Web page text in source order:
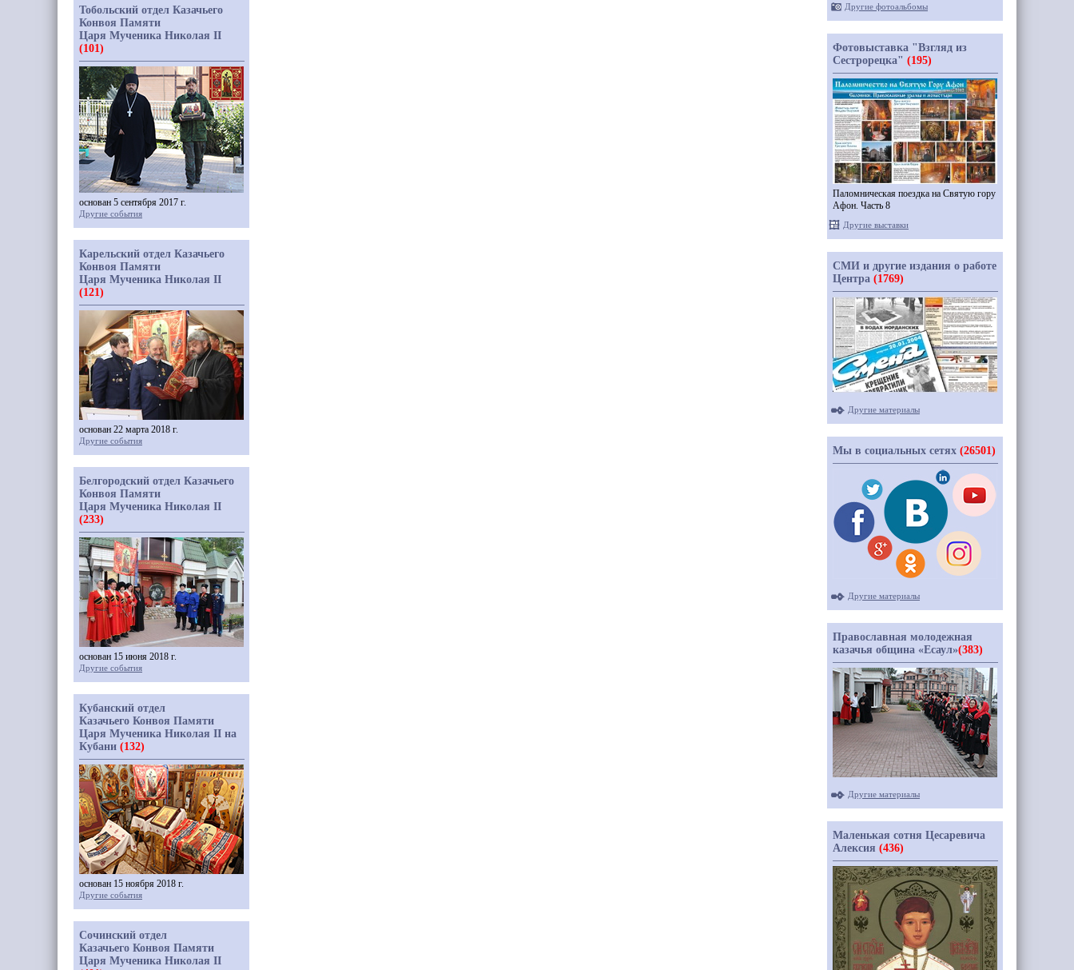
Тобольский отдел Казачьего
Конвоя Памяти
Царя Мученика Николая II
(101)
основан 5 сентября 2017 г.
Другие события
Карельский отдел Казачьего
Конвоя Памяти
Царя Мученика Николая II
(121)
основан 22 марта 2018 г.
Другие события
Белгородский отдел Казачьего
Конвоя Памяти
Царя Мученика Николая II
(233)
основан 15 июня 2018 г.
Другие события
Кубанский отдел
Казачьего Конвоя Памяти
Царя Мученика Николая II на
Кубани (132)
основан 15 ноября 2018 г.
Другие события
Сочинский отдел
Казачьего Конвоя Памяти
Царя Мученика Николая II
Другие фотоальбомы
Фотовыставка "Взгляд из
Сестрорецка" (195)
Паломническая поездка на Святую гору
Афон. Часть 8
Другие выставки
СМИ и другие издания о работе
Центра (1769)
Другие материалы
Мы в социальных сетях (26501)
Другие материалы
Православная молодежная
казачья община «Есаул»(383)
Другие материалы
Маленькая сотня Цесаревича
Алексия (436)